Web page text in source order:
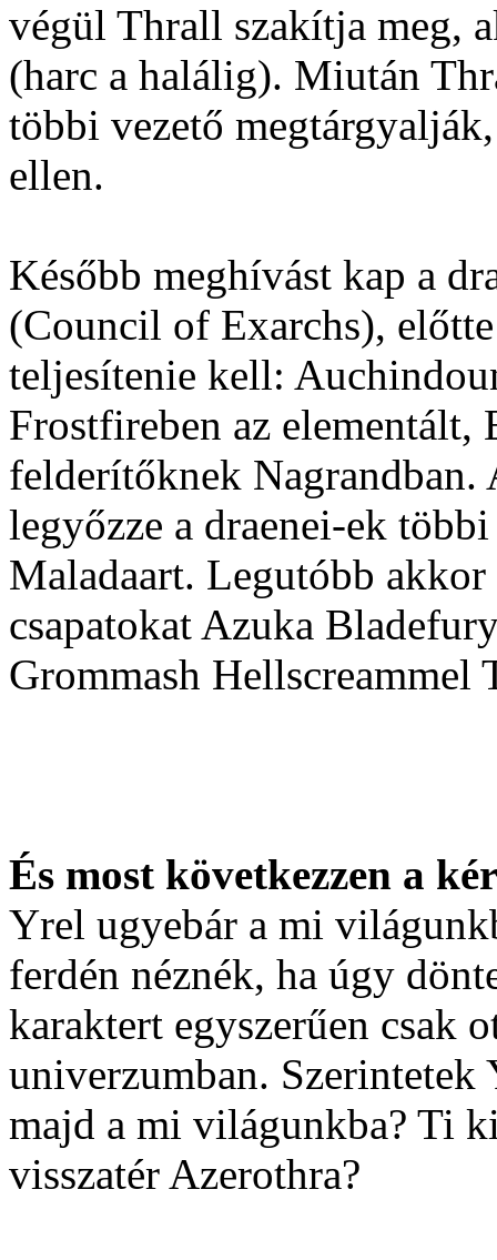
végül Thrall szakítja meg,
(harc a halálig). Miután
többi vezető
ellen.
Később meghívást kap a
(Council of Exarchs),
teljesítenie kell:
Frostfireben az elementált,
felderítőknek Nagrandban.
legyőzze a draenei-ek
Maladaart. Legutóbb
csapatokat Azuka
Grommash Hellscreammel
És most következzen a
Yrel ugyebár a mi
ferdén néznék, ha úgy
karaktert egyszerűen csak
univerzumban.
majd a mi világunkba? Ti
visszatér Azerothra?